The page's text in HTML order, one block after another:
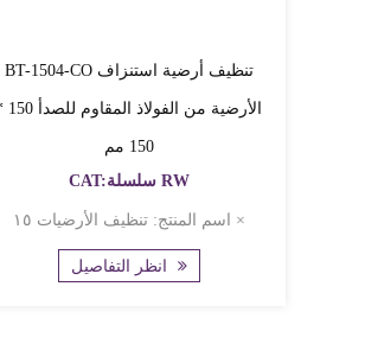
BT-1504-CO تنظيف أرضية استنزاف
الأرضية من
150 مم
CAT:سلسلة RW
اسم المنتج: تنظيف الأرضيات ١٥ ×